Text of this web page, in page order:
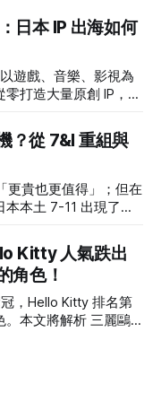
「俗
營收？ 乍看し
是誰；但如果說到
灣思夢樂背後的母公
報(1)，營收已經連創
直逼無印良品。 在
，しまむら的排行甚
飾，版型也沒那麼
牌中存活？又是靠著什
題？ 這篇文章
一
日本 IP 出海如何
遊戲、音樂、影視為
打造大量原創 IP，但
，並與自家的
外最具代表性的動畫
作的巨大經濟潛力
與加拿大推出
大既有 IP 的價值。 *
但原作端的承接一直
不到正版漫畫，導致
？從 7&I 重組與
更貴也更值得」；但在
本土 7-11 出現了罕
堂（イトーヨーカ
的合作，終結短短兩
ークHD」。伊藤洋
措被外界解讀為：為
Couche-Tard）
業的佈局。 雖然
Kitty 人氣跌出
角色！
，Hello Kitty 排名第
。本文將解析 三麗鷗
狗、帕恰狗與酷洛